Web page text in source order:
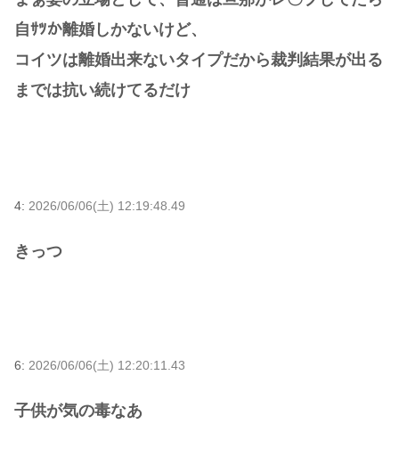
自ｻﾂか離婚しかないけど、
コイツは離婚出来ないタイプだから裁判結果が出る
までは抗い続けてるだけ
4: 2026/06/06(土) 12:19:48.49
きっつ
6: 2026/06/06(土) 12:20:11.43
子供が気の毒なあ